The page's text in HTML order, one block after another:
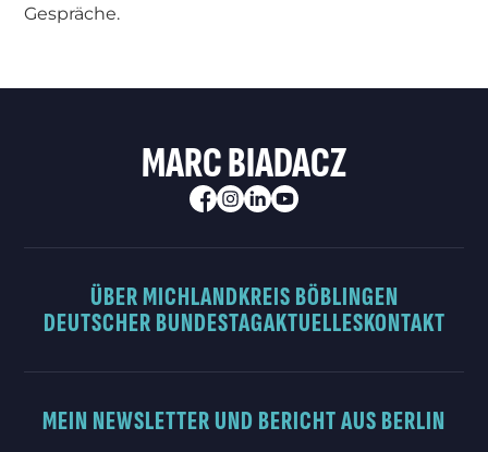
Gespräche.
MARC BIADACZ
ÜBER MICHLANDKREIS BÖBLINGEN
DEUTSCHER BUNDESTAGAKTUELLESKONTAKT
MEIN NEWSLETTER UND BERICHT AUS BERLIN